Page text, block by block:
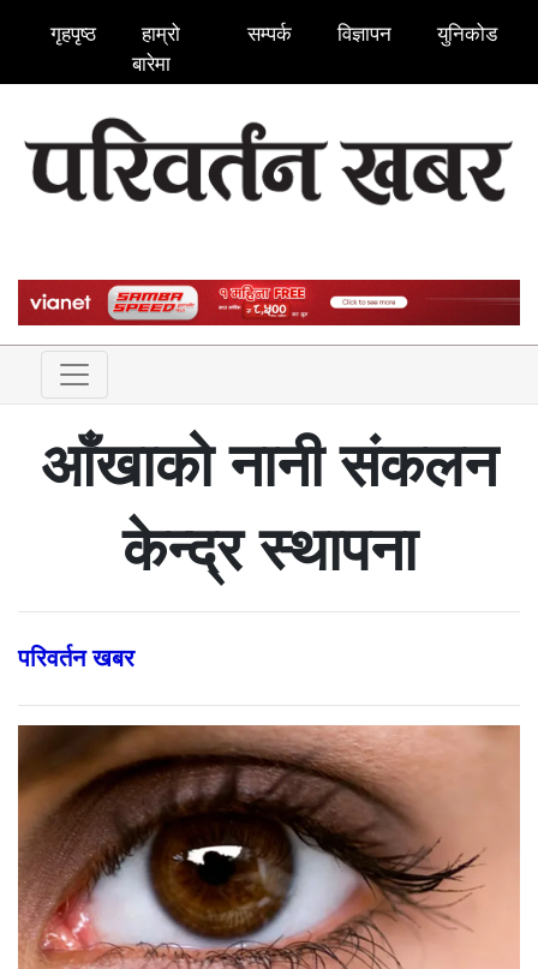
गृहपृष्ठ
हाम्रो
बारेमा
सम्पर्क विज्ञापन युनिकोड
आँखाको नानी संकलन
केन्द्र स्थापना
परिवर्तन खबर